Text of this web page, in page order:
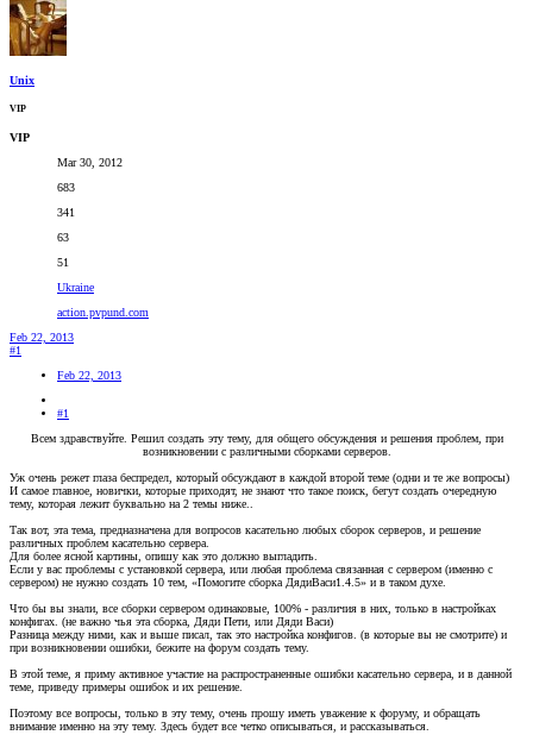
Unix
VIP
VIP
Mar 30, 2012
683
341
63
51
Ukraine
action.pvpund.com
Feb 22, 2013
#1
Feb 22, 2013
#1
Всем здравствуйте. Решил создать эту тему, для общего обсуждения и решения проблем, при
возникновении с различными сборками серверов.​
Уж очень режет глаза беспредел, который обсуждают в каждой второй теме (одни и те же вопросы)
И самое главное, новички, которые приходят, не знают что такое поиск, бегут создать очередную
тему, которая лежит буквально на 2 темы ниже..
Так вот, эта тема, предназначена для вопросов касательно любых сборок серверов, и решение
различных проблем касательно сервера.
Для более ясной картины, опишу как это должно выгладить.
Если у вас проблемы с установкой сервера, или любая проблема связанная с сервером (именно с
сервером) не нужно создать 10 тем, «Помогите сборка ДядиВаси1.4.5» и в таком духе.
Что бы вы знали, все сборки сервером одинаковые, 100% - различия в них, только в настройках
конфигах. (не важно чья эта сборка, Дяди Пети, или Дяди Васи)
Разница между ними, как и выше писал, так это настройка конфигов. (в которые вы не смотрите) и
при возникновении ошибки, бежите на форум создать тему.
В этой теме, я приму активное участие на распространенные ошибки касательно сервера, и в данной
теме, приведу примеры ошибок и их решение.
Поэтому все вопросы, только в эту тему, очень прошу иметь уважение к форуму, и обращать
внимание именно на эту тему. Здесь будет все четко описываться, и рассказываться.